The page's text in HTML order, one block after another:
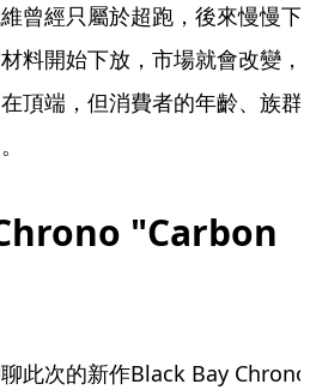
曾經只屬於超跑，後來慢慢下
料開始下放，市場就會改變，
頂端，但消費者的年齡、族群
"Carbon
此次的新作Black Bay Chrono